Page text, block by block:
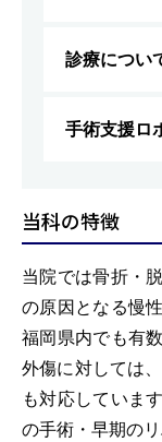
診療につい
手術支援ロ
当科の特徴
当院では骨折・
の原因となる慢
福岡県内でも有
外傷に対しては
も対応していま
の手術・早期の